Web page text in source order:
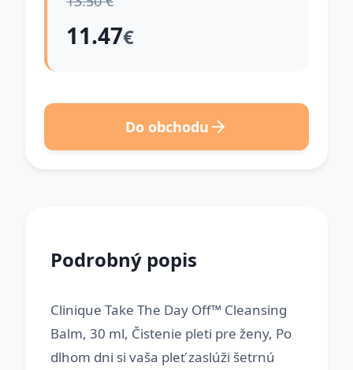
11.47€
Do obchodu
Podrobný popis
Clinique Take The Day Off™ Cleansing
Balm, 30 ml, Čistenie pleti pre ženy, Po
dlhom dni si vaša pleť zaslúži šetrnú